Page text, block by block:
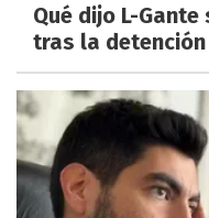
Qué dijo L-
tras la detención